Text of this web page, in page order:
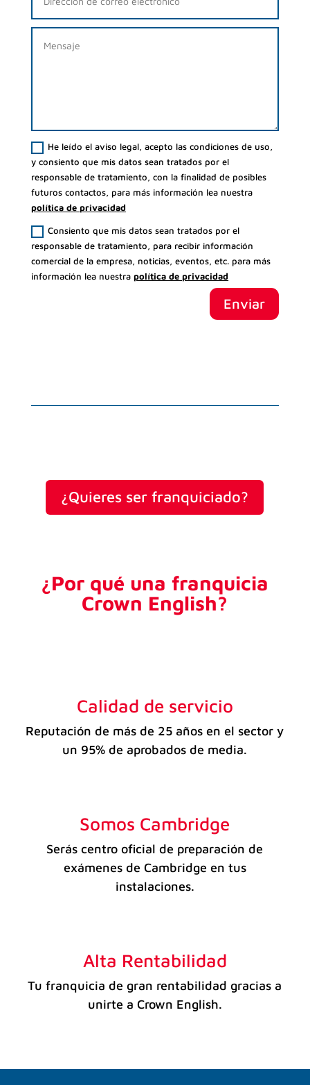
He leído el aviso legal, acepto las condiciones de uso,
y consiento que mis datos sean tratados por el
responsable de tratamiento, con la finalidad de posibles
futuros contactos, para más información lea nuestra
política de privacidad
Consiento que mis datos sean tratados por el
responsable de tratamiento, para recibir información
comercial de la empresa, noticias, eventos, etc. para más
información lea nuestrapolítica de privacidad
Enviar
¿Quieres ser franquiciado?
¿Por qué una franquicia
Crown English?
Calidad de servicio
Reputación de más de 25 años en el sector y
un 95% de aprobados de media.
Somos Cambridge
Serás centro oficial de preparación de
exámenes de Cambridge en tus
instalaciones.
Alta Rentabilidad
Tu franquicia de gran rentabilidad gracias a
unirte a Crown English.